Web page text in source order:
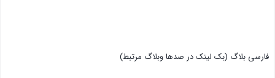
فارسی بلاگ (بک لینک در صدها وبلاگ مرتبط)